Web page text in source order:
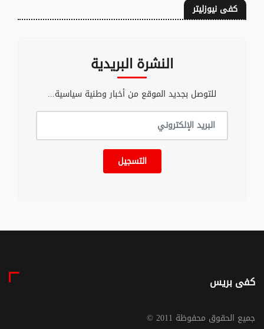
كفى نيوزليتر
النشرة البريدية
للتوصل بجديد الموقع من أخبار وطنية سياسية...
التسجيل
كفى بريس
© جميع الحقوق محفوظة 2011